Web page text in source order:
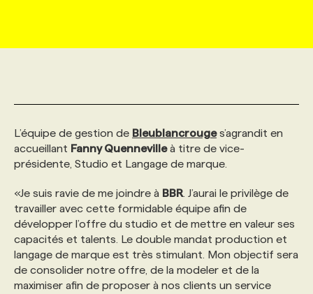
PRIX ET DISTINCTIONS
TENDANCES
GEO/SEO
ÉVÉNEMENTIEL
NOS AUTEUR‧RICES
ANNONCEZ AVEC NOUS
FAQ
ANNONCEZ AVEC NOUS
ANNONCEZ AVEC NOUS
NOS PARCOURS DE FORMATIONS
FORMATIONS PERSONNALISÉES
NOS FORMATEUR‧RICES
POURQUOI CHOISIR NOS FORMATIONS
SERVICE DE CHASSE DE TÊTE
NOS TARIFS
NOS EXPERTISES
FAQ
L’équipe de gestion de Bleublancrouges’agrandit en
accueillant Fanny Quennevilleà titre de vice-
présidente, Studio et Langage de marque.
«Je suis ravie de me joindre à BBR . J’aurai le privilège de
travailler avec cette formidable équipe afin de
développer l’offre du studio et de mettre en valeur ses
capacités et talents. Le double mandat production et
langage de marque est très stimulant. Mon objectif sera
de consolider notre offre, de la modeler et de la
maximiser afin de proposer à nos clients un service